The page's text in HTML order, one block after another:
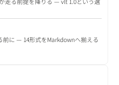
前に — 14形式をMarkdownへ揃える